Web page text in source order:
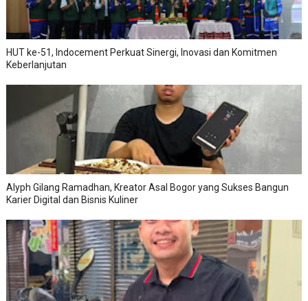
HUT ke-51, Indocement Perkuat Sinergi, Inovasi dan Komitmen
Keberlanjutan
Alyph Gilang Ramadhan, Kreator Asal Bogor yang Sukses Bangun
Karier Digital dan Bisnis Kuliner